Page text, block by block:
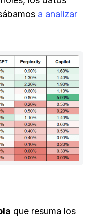
a analizar
que resuma los